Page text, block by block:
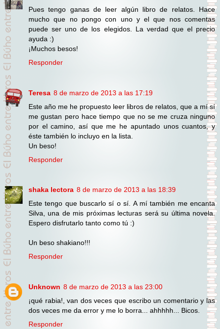
Pues tengo ganas de leer algún libro de relatos. Hace
mucho que no pongo con uno y el que nos comentas
puede ser uno de los elegidos. La verdad que el precio
ayuda :)
¡Muchos besos!
Responder
Teresa 8 de marzo de 2013 a las 17:19
Este año me he propuesto leer libros de relatos, que a mí sí
me gustan pero hace tiempo que no se me cruza ninguno
por el camino, así que me he apuntado unos cuantos, y
éste también lo incluyo en la lista.
Un beso!
Responder
shaka lectora 8 de marzo de 2013 a las 18:39
Este tengo que buscarlo sí o sí. A mí también me encanta
Silva, una de mis próximas lecturas será su última novela.
Espero disfrutarlo tanto como tú :)
Un beso shakiano!!!
Responder
Unknown 8 de marzo de 2013 a las 23:00
¡qué rabia!, van dos veces que escribo un comentario y las
dos veces me da error y me lo borra... ahhhhh... Bicos.
Responder